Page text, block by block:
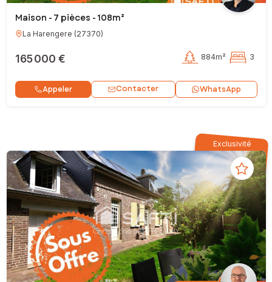
Maison - 7 pièces - 108m²
La Harengere (27370)
165 000 € 884m² 3
Appeler Contacter WhatsApp
Exclusivité